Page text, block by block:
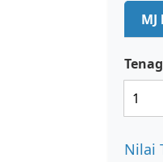
MJ
Nilai